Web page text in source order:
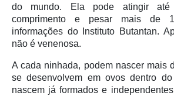
do mundo. Ela pode atingir
comprimento e pesar mais de
informações do Instituto Butantan.
não é venenosa.
A cada ninhada, podem nascer mais
se desenvolvem em ovos dentro
nascem já formados e